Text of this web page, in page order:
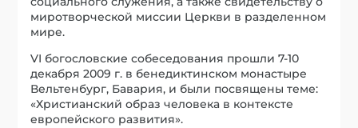
миротворческой миссии Церкви в разделенном
мире.
VI богословские собеседования прошли 7-10
декабря 2009 г. в бенедиктинском монастыре
Вельтенбург, Бавария, и были посвящены теме:
«Христианский образ человека в контексте
европейского развития».